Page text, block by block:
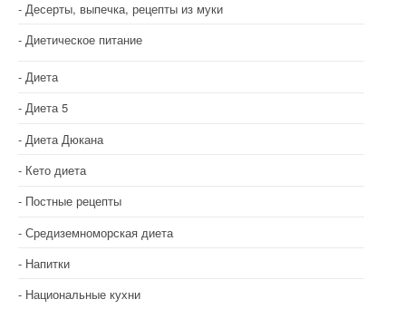
я
п
о
з
а
п
и
с
я
Десерты, выпечка, рецепты из муки
Диетическое питание
Диета
Диета 5
Диета Дюкана
Кето диета
Постные рецепты
Средиземноморская диета
Напитки
Национальные кухни